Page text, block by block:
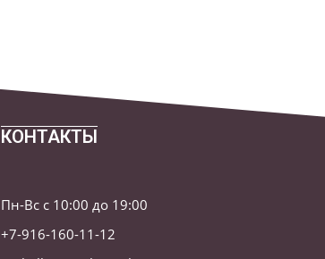
КОНТАКТЫ
Пн-Вс с 10:00 до 19:00
+7-916-160-11-12